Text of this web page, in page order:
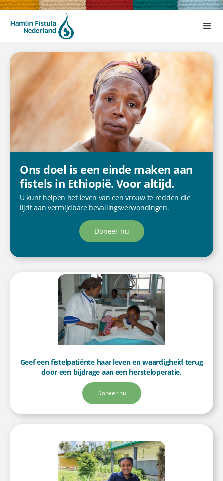
Ons doel is een einde maken aan
fistels in Ethiopië. Voor altijd.
U kunt helpen het leven van een vrouw te redden die
lijdt aan vermijdbare bevallingsverwondingen.
Doneer nu
Geef een fistelpatiënte haar leven en waardigheid terug
door een bijdrage aan een hersteloperatie.
Doneer nu